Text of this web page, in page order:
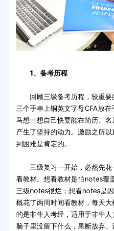
1、备考历程
回顾三级备考历程，较重要
三个手串上铜英文字母CFA放
马想一想自己快要能在简历、名
产生了坚持的动力。激励之所
到困难是肯定的。
三级复习一开始，必然先花
看教材。想看教材是怕notes覆
三级notes很烂；想看notes是
概花了两周时间看教材，每天
的是非牛人考经，适用于非牛
脑子里没留下什么，果断放弃